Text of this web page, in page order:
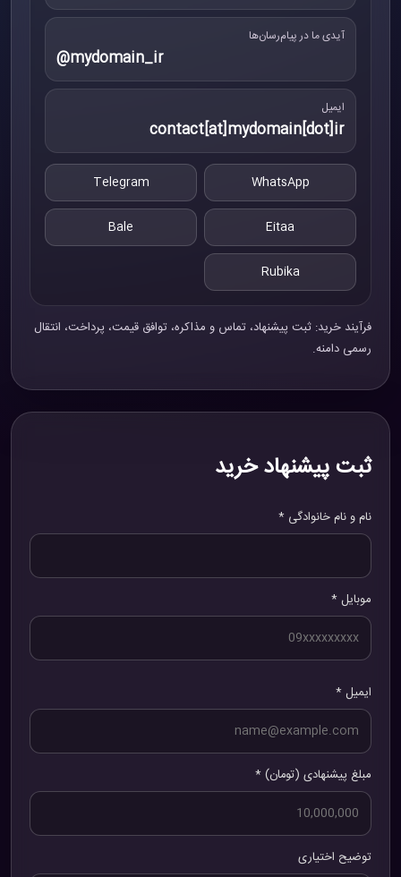
آیدی ما در پیام‌رسان‌ها
@mydomain_ir
ایمیل
contact[at]mydomain[dot]ir
WhatsApp
Telegram
Eitaa
Bale
Rubika
فرآیند خرید: ثبت پیشنهاد، تماس و مذاکره، توافق قیمت، پرداخت، انتقال
رسمی دامنه.
ثبت پیشنهاد خرید
نام و نام خانوادگی *
موبایل *
ایمیل *
مبلغ پیشنهادی (تومان) *
توضیح اختیاری